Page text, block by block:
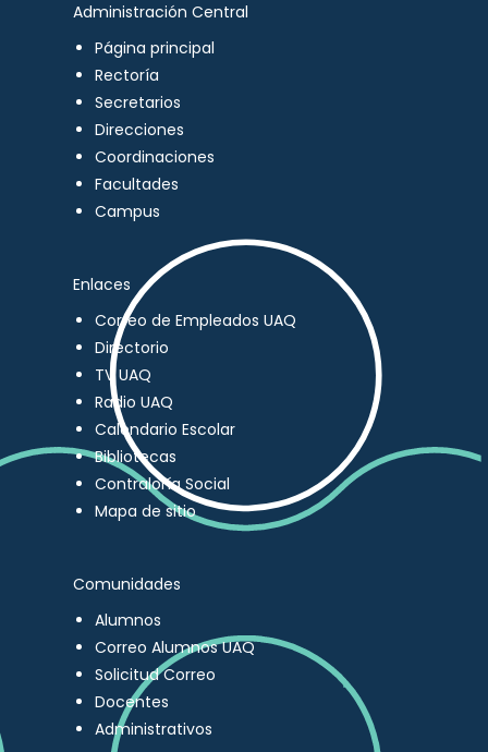
Administración Central
Página principal
Rectoría
Secretarios
Direcciones
Coordinaciones
Facultades
Campus
Enlaces
Correo de Empleados UAQ
Directorio
TV UAQ
Radio UAQ
Calendario Escolar
Bibliotecas
Contraloría Social
Mapa de sitio
Comunidades
Alumnos
Correo Alumnos UAQ
Solicitud Correo
Docentes
Administrativos